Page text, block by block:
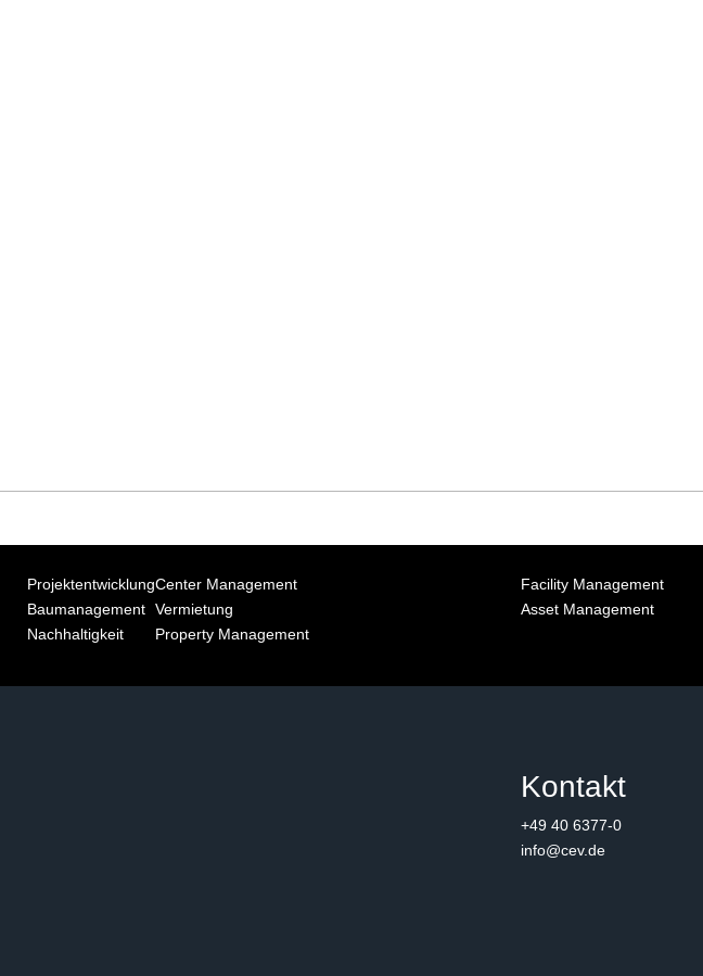
Projektentwicklung
Baumanagement
Nachhaltigkeit
Center Management
Vermietung
Property Management
Facility Management
Asset Management
Kontakt
+49 40 6377-0
info@cev.de